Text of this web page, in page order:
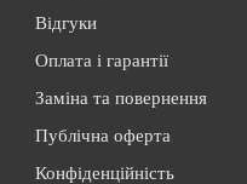
Відгуки
Оплата і гарантії
Заміна та повернення
Публічна оферта
Конфіденційність